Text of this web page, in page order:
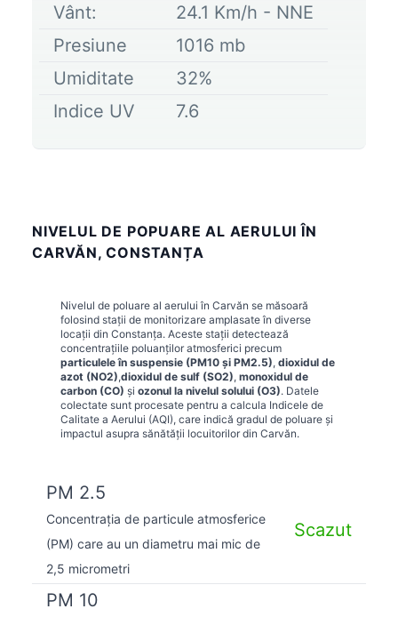
Vânt:
24.1 Km/h - NNE
Presiune
1016 mb
Umiditate
32%
Indice UV
7.6
NIVELUL DE POPUARE AL AERULUI ÎN
CARVĂN, CONSTANȚA
Nivelul de poluare al aerului în Carvăn se măsoară
folosind stații de monitorizare amplasate în diverse
locații din Constanța. Aceste stații detectează
concentrațiile poluanților atmosferici precum
particulele în suspensie (PM10 și PM2.5), dioxidul de
azot (NO2),dioxidul de sulf (SO2), monoxidul de
carbon (CO) și ozonul la nivelul solului (O3). Datele
colectate sunt procesate pentru a calcula Indicele de
Calitate a Aerului (AQI), care indică gradul de poluare și
impactul asupra sănătății locuitorilor din Carvăn.
PM 2.5
Concentrația de particule atmosferice
(PM) care au un diametru mai mic de
2,5 micrometri
Scazut
PM 10